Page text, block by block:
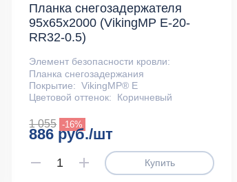
Планка снегозадержателя
95х65х2000 (VikingMP E-20-
RR32-0.5)
Элемент безопасности кровли:
Планка снегозадержания
Покрытие: VikingMP® E
Цветовой оттенок:
Коричневый
1 055 -16%
886 руб./шт
Купить